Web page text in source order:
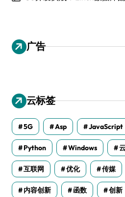
广告
云标签
5G Asp JavaScript
Python Windows
互联网 优化 传媒
内容创新 函数 创新